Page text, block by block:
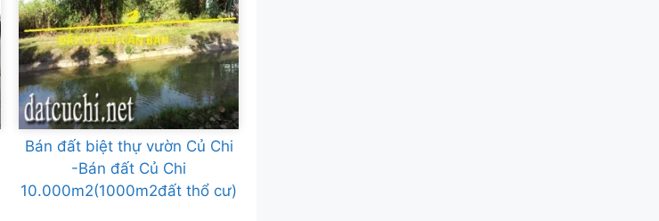
Bán đất biệt thự vườn Củ Chi
-Bán đất Củ Chi
10.000m2(1000m2đất thổ cư)